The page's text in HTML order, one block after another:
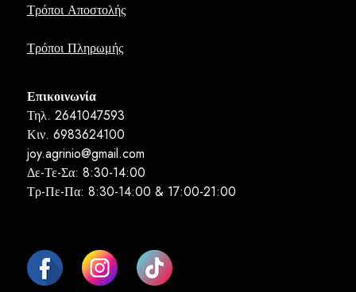
Τρόποι Αποστολής
Τρόποι Πληρωμής
Επικοινωνία
Τηλ. 2641047593
Κιν. 6983624100
joy.agrinio@gmail.com
Δε-Τε-Σα: 8:30-14:00
Τρ-Πε-Πα: 8:30-14:00 & 17:00-21:00